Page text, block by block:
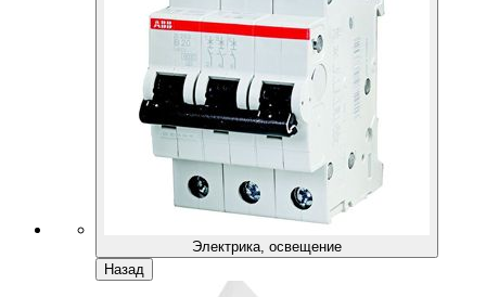
Электрика, освещение
Назад